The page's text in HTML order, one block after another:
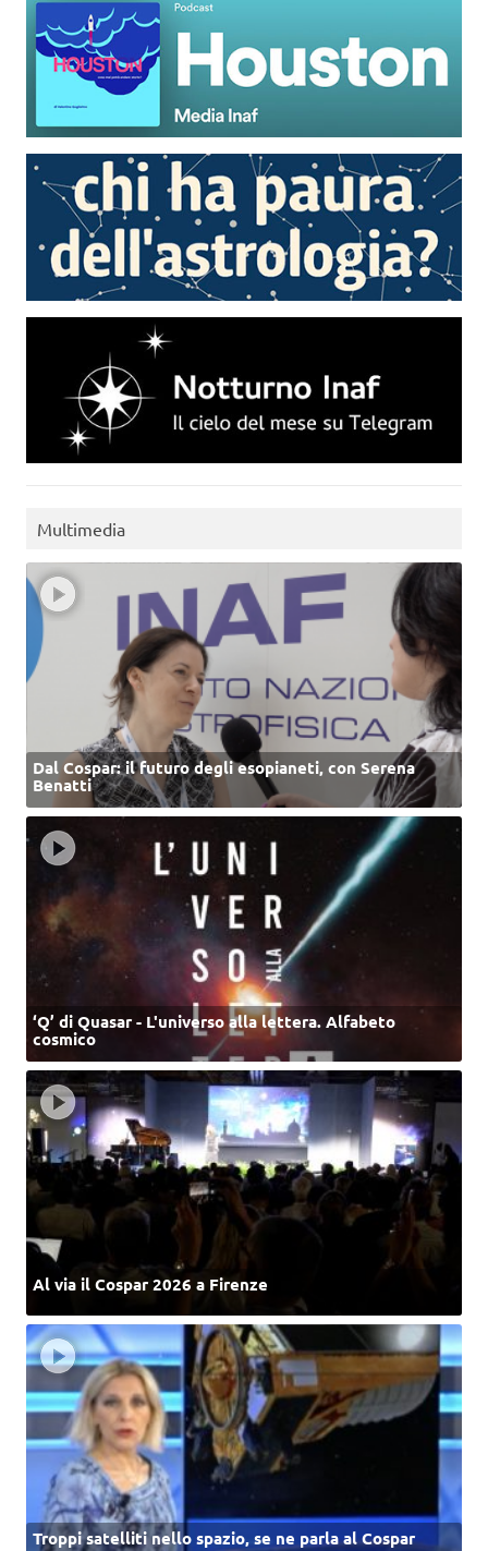
Multimedia
Dal Cospar: il futuro degli esopianeti, con Serena
Benatti
‘Q’ di Quasar - L'universo alla lettera. Alfabeto
cosmico
Al via il Cospar 2026 a Firenze
Troppi satelliti nello spazio, se ne parla al Cospar